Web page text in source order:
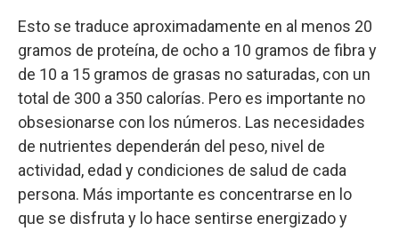
Esto se traduce aproximadamente en al menos 20
gramos de proteína, de ocho a 10 gramos de fibra y
de 10 a 15 gramos de grasas no saturadas, con un
total de 300 a 350 calorías. Pero es importante no
obsesionarse con los números. Las necesidades
de nutrientes dependerán del peso, nivel de
actividad, edad y condiciones de salud de cada
persona. Más importante es concentrarse en lo
que se disfruta y lo hace sentirse energizado y